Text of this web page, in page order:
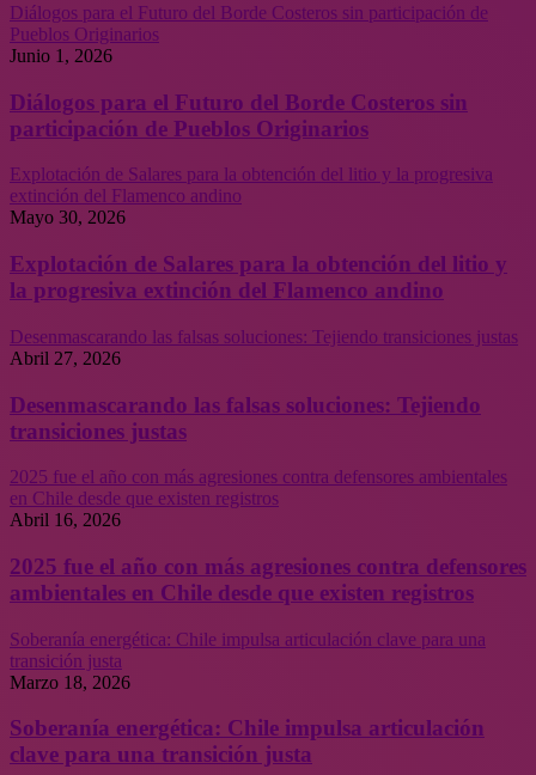
Diálogos para el Futuro del Borde Costeros sin participación de
Pueblos Originarios
Junio 1, 2026
Diálogos para el Futuro del Borde Costeros sin
participación de Pueblos Originarios
Explotación de Salares para la obtención del litio y la progresiva
extinción del Flamenco andino
Mayo 30, 2026
Explotación de Salares para la obtención del litio y
la progresiva extinción del Flamenco andino
Desenmascarando las falsas soluciones: Tejiendo transiciones justas
Abril 27, 2026
Desenmascarando las falsas soluciones: Tejiendo
transiciones justas
2025 fue el año con más agresiones contra defensores ambientales
en Chile desde que existen registros
Abril 16, 2026
2025 fue el año con más agresiones contra defensores
ambientales en Chile desde que existen registros
Soberanía energética: Chile impulsa articulación clave para una
transición justa
Marzo 18, 2026
Soberanía energética: Chile impulsa articulación
clave para una transición justa